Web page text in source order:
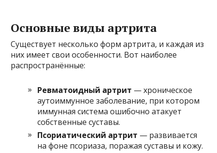
Основные виды артрита
Существует несколько форм артрита, и каждая из
них имеет свои особенности. Вот наиболее
распространённые:
Ревматоидный артрит — хроническое
аутоиммунное заболевание, при котором
иммунная система ошибочно атакует
собственные суставы.
Псориатический артрит — развивается
на фоне псориаза, поражая суставы и кожу.